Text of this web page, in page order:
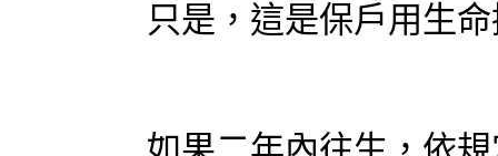
只是，這是保戶用生命